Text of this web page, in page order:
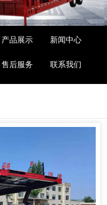
产品展示 新闻中心
售后服务 联系我们